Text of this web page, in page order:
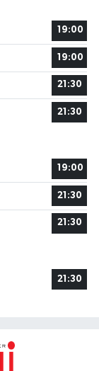
19:00
19:00
21:30
21:30
19:00
21:30
21:30
21:30